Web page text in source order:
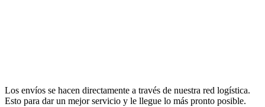
Los envíos se hacen directamente a través de nuestra red logística.
Esto para dar un mejor servicio y le llegue lo más pronto posible.